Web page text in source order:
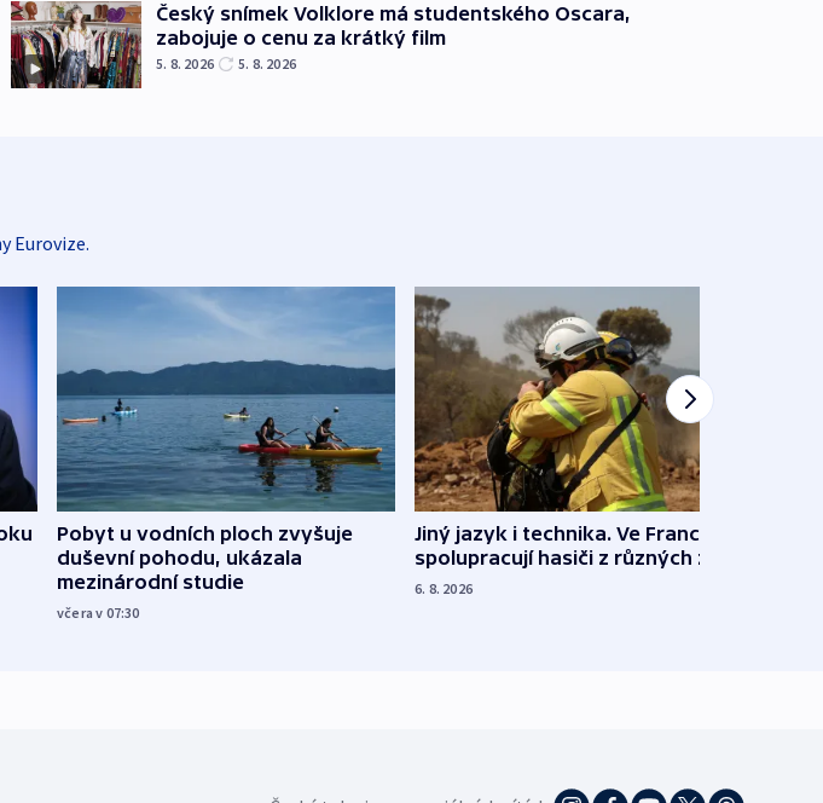
Český snímek Volklore má studentského Oscara,
zabojuje o cenu za krátký film
5. 8. 2026 5. 8. 2026
Eurovize.
Pobyt u vodních ploch zvyšuje
duševní pohodu, ukázala
mezinárodní studie
včera v 07:30
Jiný jazyk i technika. Ve Francii
spolupracují hasiči z různých zemí
6. 8. 2026